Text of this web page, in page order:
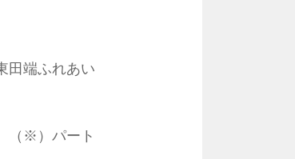
端ふれあい
（※）パート